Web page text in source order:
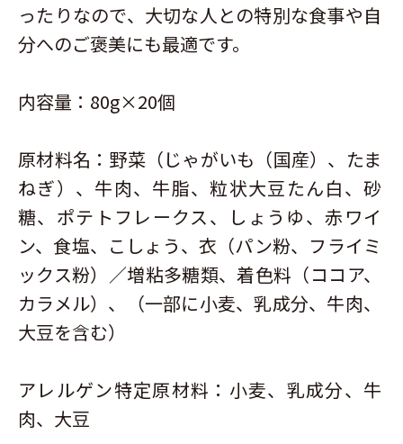
ったりなので、大切な人との特別な食事や自
分へのご褒美にも最適です。
内容量：80g×20個
原材料名：野菜（じゃがいも（国産）、たま
ねぎ）、牛肉、牛脂、粒状大豆たん白、砂
糖、ポテトフレークス、しょうゆ、赤ワイ
ン、食塩、こしょう、衣（パン粉、フライミ
ックス粉）／増粘多糖類、着色料（ココア、
カラメル）、（一部に小麦、乳成分、牛肉、
大豆を含む）
アレルゲン特定原材料：小麦、乳成分、牛
肉、大豆